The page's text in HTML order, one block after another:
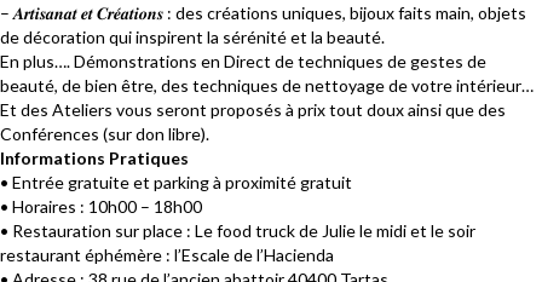
– 𝑨𝒓𝒕𝒊𝒔𝒂𝒏𝒂𝒕 𝒆𝒕 𝑪𝒓𝒆́𝒂𝒕𝒊𝒐𝒏𝒔 : des créations uniques, bijoux faits main, objets
de décoration qui inspirent la sérénité et la beauté.
En plus…. Démonstrations en Direct de techniques de gestes de
beauté, de bien être, des techniques de nettoyage de votre intérieur…
Et des Ateliers vous seront proposés à prix tout doux ainsi que des
Conférences (sur don libre).
Informations Pratiques
• Entrée gratuite et parking à proximité gratuit
• Horaires : 10h00 – 18h00
• Restauration sur place : Le food truck de Julie le midi et le soir
restaurant éphémère : l’Escale de l’Hacienda